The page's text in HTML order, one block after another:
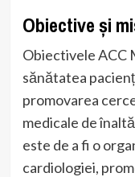
Obiective și
Obiectivele ACC
sănătatea
promovarea
medicale de
este de a fi o
cardiologiei,